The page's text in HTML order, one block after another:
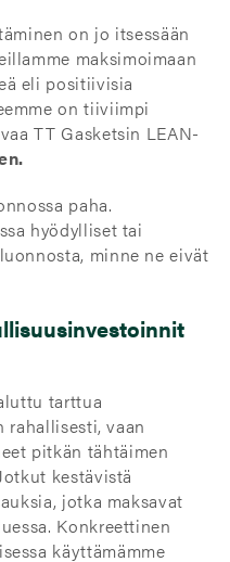
on jo itsessään
maksimoimaan
eli positiivisia
on tiiviimpi
TT Gasketsin LEAN-
paha.
hyödylliset tai
minne ne eivät
tarttua
rahallisesti, vaan
pitkän tähtäimen
kestävistä
jotka maksavat
Konkreettinen
käyttämämme